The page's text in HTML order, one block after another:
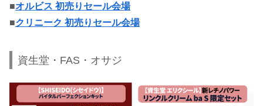
■オルビス 初売りセール会場
■クリニーク 初売りセール会場
資生堂・FAS・オサジ